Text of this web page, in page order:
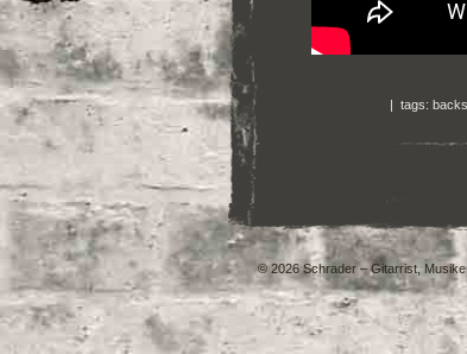
| tags:
© 2026 Schrader – Gitarrist,